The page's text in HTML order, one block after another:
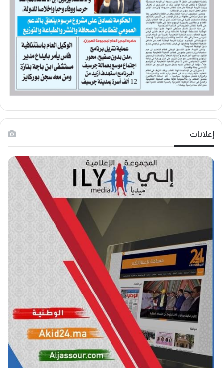
إعلانات